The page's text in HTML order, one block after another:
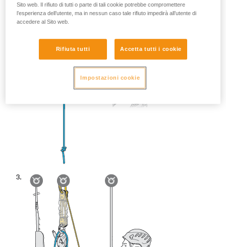
Sito web. Il rifiuto di tutti o parte di tali cookie potrebbe compromettere
l’esperienza dell’utente, ma in nessun caso tale rifiuto impedirà all’utente di
accedere al Sito web.
Rifiuta tutti Accetta tutti i cookie
Impostazioni cookie